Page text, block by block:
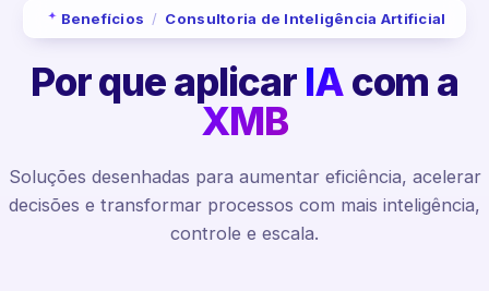
Benefícios / Consultoria de Inteligência Artificial
Por que aplicar IAcom a
XMB
Soluções desenhadas para aumentar eficiência, acelerar
decisões e transformar processos com mais inteligência,
controle e escala.